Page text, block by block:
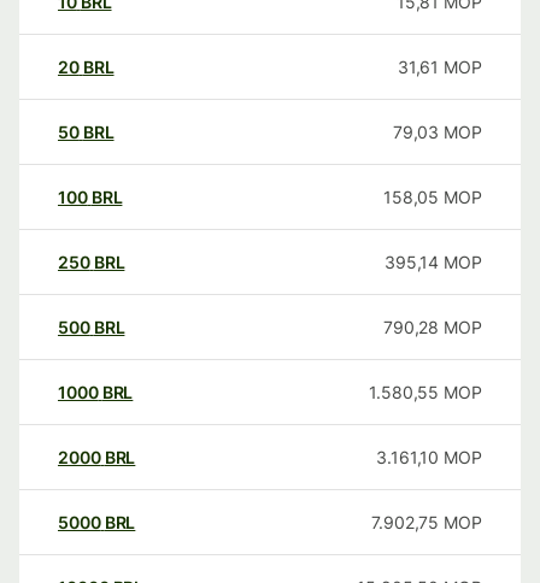
20 BRL 31,61 MOP
50 BRL 79,03 MOP
100 BRL 158,05 MOP
250 BRL 395,14 MOP
500 BRL 790,28 MOP
1000 BRL 1.580,55 MOP
2000 BRL 3.161,10 MOP
5000 BRL 7.902,75 MOP